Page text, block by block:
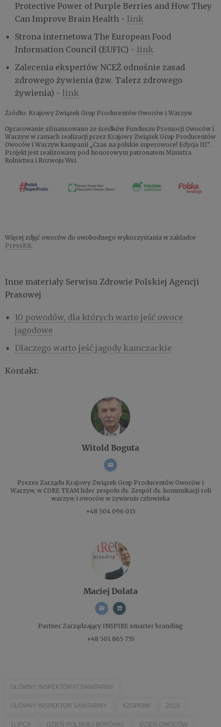
Protective Power of Purple Berries and How They
Can Improve Brain Health - link
Strona internetowa The European Food
Information Council (EUFIC) - link
Zalecenia ekspertów NCEŻ odnośnie zasad
zdrowego żywienia (tzw. Talerz zdrowego
żywienia) - link
Źródło: Krajowy Związek Grup Producentów Owoców i Warzyw
Opracowanie sfinansowano ze środków Funduszu Promocji Owoców i
Warzyw w ramach realizacji przez Krajowy Związek Grup Producentów
Owoców i Warzyw kampanii „Czas na polskie superowoce! Edycja III".
Projekt jest realizowany pod honorowym patronatem Ministra
Rolnictwa i Rozwoju Wsi.
Więcej zdjęć owoców do swobodnego wykorzystania w zakładce
PressKit.
Inne materiały Serwisu Zdrowie Polskiej Agencji
Prasowej
10 powodów, dla których warto jeść owoce
jagodowe
Dlaczego warto jeść jagody kamczackie
Kontakt:
Witold Boguta
Prezes Zarządu Krajowy Związek Grup Producentów Owoców i
Warzyw, w CORE TEAM lider zespołu ds. Zespół ds. komunikacji roli
warzyw i owoców w żywieniu człowieka
+48 504 096 015
Maciej Dolata
Partner Zarządzający INSPIRE smarter branding
+48 501 865 755
GŁÓWNY INSPEKTORAT SANITARNY
GŁÓWNY INSPEKTOR SANITARNY KZGPOIW 2019
1LIPCA DZIEŃ POLSKIEJ BORÓWKI DZIEŃ OWOCÓW